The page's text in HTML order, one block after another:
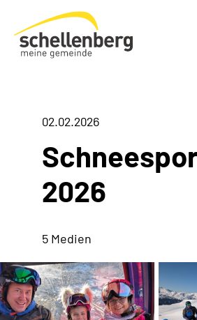
Gemeinde Schellenberg Startseite
02.02.2026
2026
5 Medien